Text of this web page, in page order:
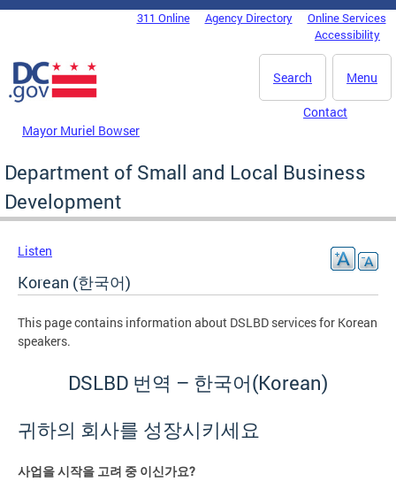
Skip to main content
DC Agency Top Menu311 Online Agency Directory
Online Services
Accessibility
Menu
Search
Mayor Muriel Bowser
Contact
Department of Small and Local Business
Development
Listen
Korean (한국어)
This page contains information about DSLBD services for Korean
speakers.
DSLBD 번역 – 한국어(Korean)
귀하의 회사를 성장시키세요
사업을 시작을 고려 중 이신가요?